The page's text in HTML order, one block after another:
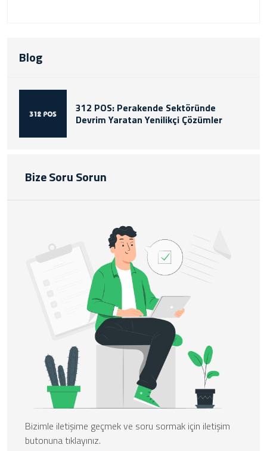
Blog
312 POS: Perakende Sektöründe
Devrim Yaratan Yenilikçi Çözümler
Bize Soru Sorun
Bizimle iletişime geçmek ve soru sormak için iletişim
butonuna tıklayınız.